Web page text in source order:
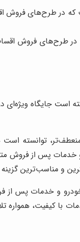
طرح‌های فروش
طرح‌های فروش
است جایگاه
توانسته
خدمات پس از فروش
و مناسب‌ترین گزینه
و خدمات پس از
با کیفیت،